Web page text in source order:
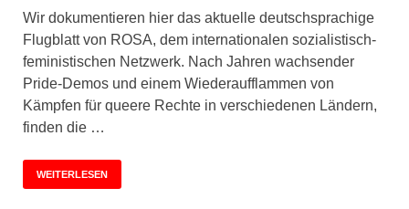
Wir dokumentieren hier das aktuelle deutschsprachige
Flugblatt von ROSA, dem internationalen sozialistisch-
feministischen Netzwerk. Nach Jahren wachsender
Pride-Demos und einem Wiederaufflammen von
Kämpfen für queere Rechte in verschiedenen Ländern,
finden die …
WEITERLESEN